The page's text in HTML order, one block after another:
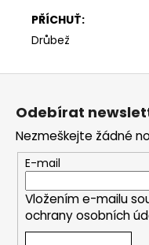
PŘÍCHUŤ:
Drůbež
Z
Odebírat
Nezmeškejte žádné
E-mail
Vložením e-mailu
ochrany osobních